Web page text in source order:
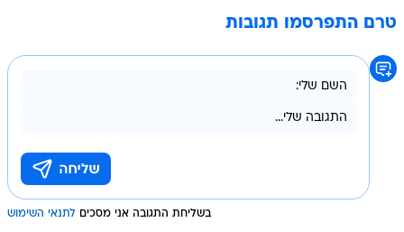
טרם התפרסמו תגובות
בשליחת התגובה אני מסכים לתנאי השימוש